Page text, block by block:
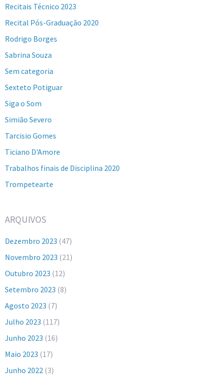
Recitais Técnico 2023
Recital Pós-Graduação 2020
Rodrigo Borges
Sabrina Souza
Sem categoria
Sexteto Potiguar
Siga o Som
Simião Severo
Tarcisio Gomes
Ticiano D'Amore
Trabalhos finais de Disciplina 2020
Trompetearte
ARQUIVOS
Dezembro 2023 (47)
Novembro 2023 (21)
Outubro 2023 (12)
Setembro 2023 (8)
Agosto 2023 (7)
Julho 2023 (117)
Junho 2023 (16)
Maio 2023 (17)
Junho 2022 (3)